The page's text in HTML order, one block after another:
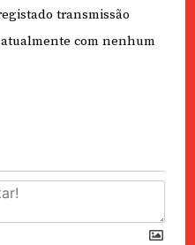
transmissão
com nenhum